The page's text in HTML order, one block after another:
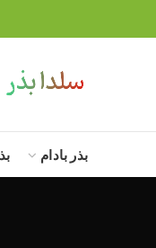
بذر بادام